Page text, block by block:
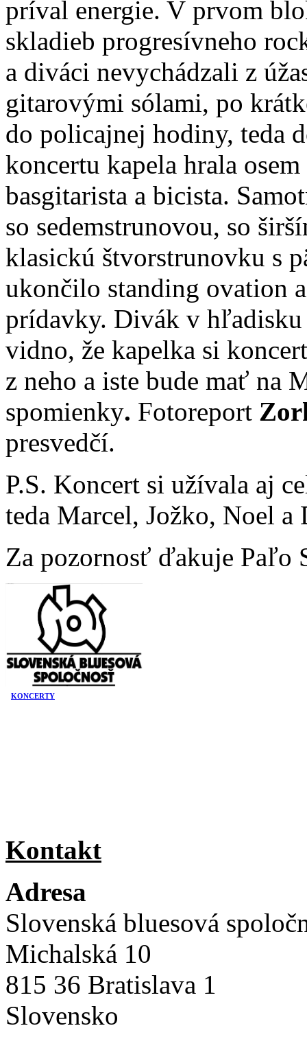
príval energie. V prvom
skladieb progresívneho
a diváci nevychádzali z
gitarovými sólami, po
do policajnej hodiny, teda
koncertu kapela hrala
basgitarista a bicista.
so sedemstrunovou, so
klasickú štvorstrunovku s
ukončilo standing ovation
prídavky. Divák v
vidno, že kapelka si
z neho a iste bude mať na
spomienky. Fotoreport
presvedčí.
P.S. Koncert si užívala aj
teda Marcel, Jožko, Noel a
Za pozornosť ďakuje Paľo
Kontakt
Adresa
Slovenská bluesová
Michalská 10
815 36 Bratislava 1
Slovensko